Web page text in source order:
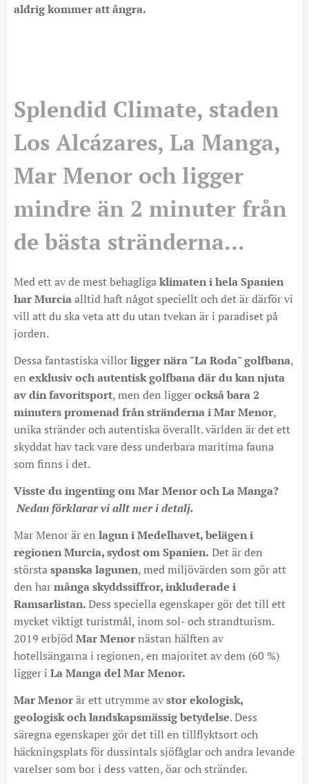
aldrig kommer att ångra.
Splendid Climate, staden
Los Alcázares, La Manga,
Mar Menor och ligger
mindre än 2 minuter från
de bästa stränderna...
Med ett av de mest behagligaklimaten i hela Spanien
har Murciaalltid haft något speciellt och det är därför vi
vill att du ska veta att du utan tvekan är i paradiset på
jorden.
Dessa fantastiska villorligger nära "La Roda" golfbana,
en exklusiv och autentisk golfbana där du kan njuta
av din favoritsport, men den liggerockså bara 2
minuters promenad från stränderna i Mar Menor,
unika stränder och autentiska överallt. världen är det ett
skyddat hav tack vare dess underbara maritima fauna
som finns i det.
Visste du ingenting om Mar Menor och La Manga?
Nedan förklarar vi allt mer i detalj.
Mar Menor är en lagun i Medelhavet, belägen i
regionen Murcia, sydost om Spanien. Det är den
störstaspanska lagunen, med miljövärden som gör att
den harmånga skyddssiffror, inkluderade i
Ramsarlistan.Dess speciella egenskaper gör det till ett
mycket viktigt turistmål, inom sol- och strandturism.​
2019 erbjödMar Menornästan hälften av
hotellsängarna i regionen, en majoritet av dem (60 %)
ligger i La Manga del Mar Menor.
Mar Menorär ett utrymme avstor ekologisk,
geologisk och landskapsmässig betydelse. Dess
säregna egenskaper gör det till en tillflyktsort och
häckningsplats för dussintals sjöfåglar och andra levande
varelser som bor i dess vatten, öar och stränder.